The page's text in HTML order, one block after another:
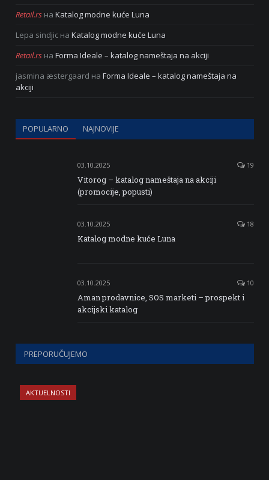
Retail.rs на Katalog modne kuće Luna
Lepa sindjic на Katalog modne kuće Luna
Retail.rs на Forma Ideale – katalog nameštaja na akciji
jasmina æstergaard на Forma Ideale – katalog nameštaja na
akciji
POPULARNO NAJNOVIJE
03.10.2025 19
Vitorog – katalog nameštaja na akciji
(promocije, popusti)
03.10.2025 18
Katalog modne kuće Luna
03.10.2025 10
Aman prodavnice, SOS marketi – prospekt i
akcijski katalog
PREPORUČUJEMO
AKTUELNOSTI